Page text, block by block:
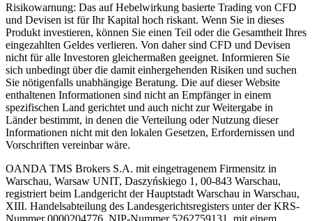
Risikowarnung: Das auf Hebelwirkung basierte Trading von CFD
und Devisen ist für Ihr Kapital hoch riskant. Wenn Sie in dieses
Produkt investieren, können Sie einen Teil oder die Gesamtheit Ihres
eingezahlten Geldes verlieren. Von daher sind CFD und Devisen
nicht für alle Investoren gleichermaßen geeignet. Informieren Sie
sich unbedingt über die damit einhergehenden Risiken und suchen
Sie nötigenfalls unabhängige Beratung. Die auf dieser Website
enthaltenen Informationen sind nicht an Empfänger in einem
spezifischen Land gerichtet und auch nicht zur Weitergabe in
Länder bestimmt, in denen die Verteilung oder Nutzung dieser
Informationen nicht mit den lokalen Gesetzen, Erfordernissen und
Vorschriften vereinbar wäre.
OANDA TMS Brokers S.A. mit eingetragenem Firmensitz in
Warschau, Warsaw UNIT, Daszyńskiego 1, 00-843 Warschau,
registriert beim Landgericht der Hauptstadt Warschau in Warschau,
XIII. Handelsabteilung des Landesgerichtsregisters unter der KRS-
Nummer 0000204776, NIP-Nummer 5262759131, mit einem